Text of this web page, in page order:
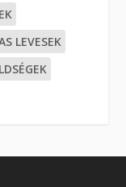
LEVESEK